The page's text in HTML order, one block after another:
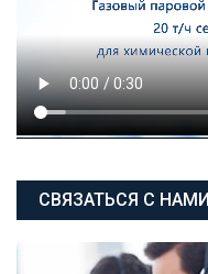
СВЯЗАТЬСЯ С НАМИ